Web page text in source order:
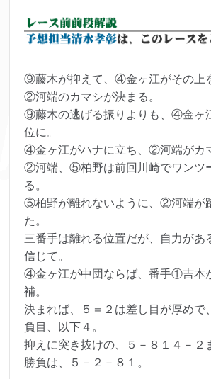
⑨藤木が抑えて、④金ヶ江がその上
②河端のカマシが決まる。
⑨藤木の逃げる振りよりも、④金ヶ
位に。
④金ヶ江がハナに立ち、②河端がカ
②河端、⑤柏野は前回川崎でワンツ
る。
⑤柏野が離れないように、②河端が
た。
三番手は離れる位置だが、自力が
信じて。
④金ヶ江が中団ならば、番手①吉本
補。
決まれば、５＝２は差し目が厚めで
負目、以下４。
抑えに突き抜けの、５－８１４－２
勝負は、５－２－８１。